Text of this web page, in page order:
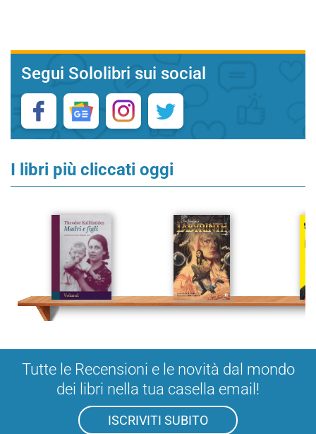
Segui Sololibri sui social
I libri più cliccati oggi
Tutte le Recensioni e le novità dal mondo
dei libri nella tua casella email!
ISCRIVITI SUBITO